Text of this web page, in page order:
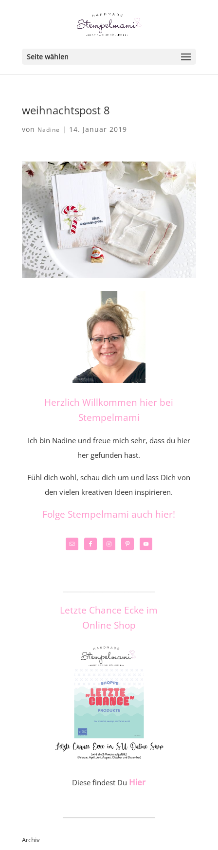
Seite wählen
weihnachtspost 8
von Nadine | 14. Januar 2019
Herzlich Willkommen hier bei
Stempelmami
Ich bin Nadine und freue mich sehr, dass du hier
her gefunden hast.
Fühl dich wohl, schau dich um und lass Dich von
den vielen kreativen Ideen inspirieren.
Folge Stempelmami auch hier!
Letzte Chance Ecke im
Online Shop
Diese findest Du Hier
Archiv